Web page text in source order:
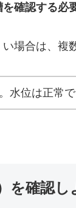
確認する必
場合は、複
水位は正常で
を確認し